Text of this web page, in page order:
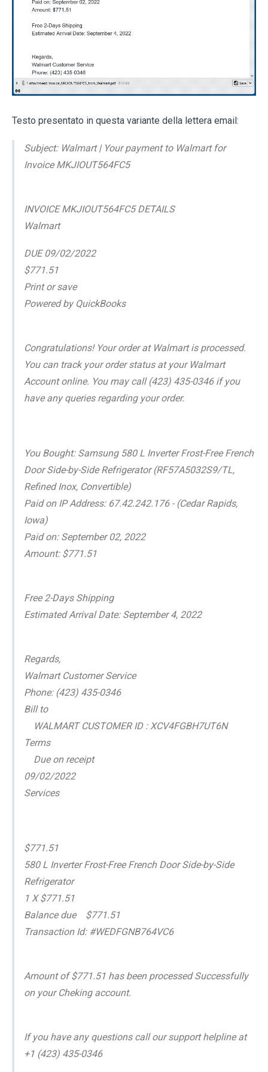
Testo presentato in questa variante della lettera email:
Subject: Walmart | Your payment to Walmart for
Invoice MKJIOUT564FC5
INVOICE MKJIOUT564FC5 DETAILS
Walmart
DUE 09/02/2022
$771.51
Print or save
Powered by QuickBooks
Congratulations! Your order at Walmart is processed.
You can track your order status at your Walmart
Account online. You may call (423) 435-0346 if you
have any queries regarding your order.
You Bought: Samsung 580 L Inverter Frost-Free French
Door Side-by-Side Refrigerator (RF57A5032S9/TL,
Refined Inox, Convertible)
Paid on IP Address: 67.42.242.176 - (Cedar Rapids,
Iowa)
Paid on: September 02, 2022
Amount: $771.51
Free 2-Days Shipping
Estimated Arrival Date: September 4, 2022
Regards,
Walmart Customer Service
Phone: (423) 435-0346
Bill to
WALMART CUSTOMER ID : XCV4FGBH7UT6N
Terms
Due on receipt
09/02/2022
Services
$771.51
580 L Inverter Frost-Free French Door Side-by-Side
Refrigerator
1 X $771.51
Balance due $771.51
Transaction Id: #WEDFGNB764VC6
Amount of $771.51 has been processed Successfully
on your Cheking account.
If you have any questions call our support helpline at
+1 (423) 435-0346